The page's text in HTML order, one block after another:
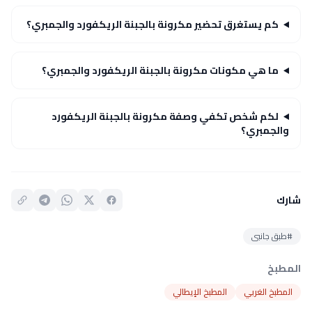
كم يستغرق تحضير مكرونة بالجبنة الريكفورد والجمبري؟
ما هي مكونات مكرونة بالجبنة الريكفورد والجمبري؟
لكم شخص تكفي وصفة مكرونة بالجبنة الريكفورد
والجمبري؟
شارك
#طبق جانبى
المطبخ
المطبخ الغربي المطبخ الإيطالي